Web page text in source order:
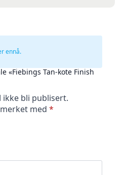
ennå.
«Fiebings Tan-kote Finish
ikke bli publisert.
med *